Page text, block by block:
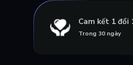
Cam kết 1 đổi
Trong 30 ngày